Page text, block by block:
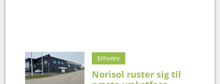
Erhverv
Norisol ruster sig til